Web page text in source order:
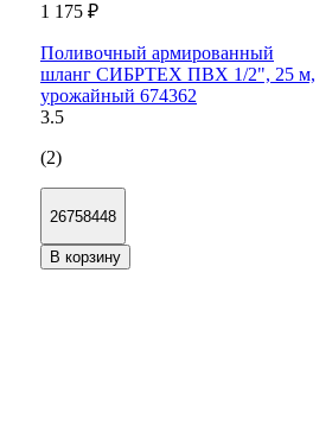
1 175 ₽
Поливочный армированный
шланг СИБРТЕХ ПВХ 1/2", 25 м,
урожайный 674362
3.5
(2)
26758448
В корзину